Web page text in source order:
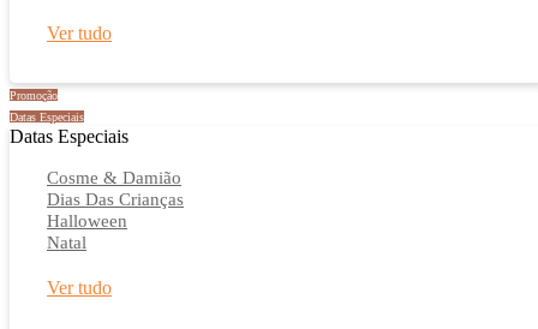
Ver tudo
Promoção
Datas Especiais
Datas Especiais
Cosme & Damião
Dias Das Crianças
Halloween
Natal
Ver tudo